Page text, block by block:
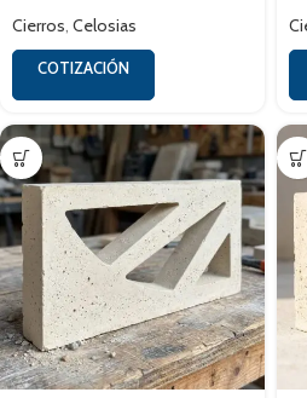
Cierros, Celosias
COTIZACIÓN